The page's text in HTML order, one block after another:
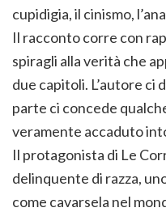
cupidigia, il cinismo,
Il racconto corre con
spiragli alla verità che
due capitoli. L’autore ci
parte ci concede
veramente accaduto
Il protagonista di Le
delinquente di razza,
come cavarsela nel